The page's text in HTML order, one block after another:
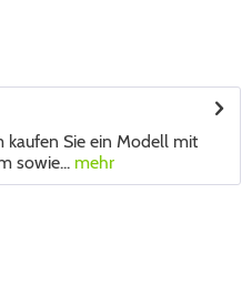
kaufen Sie ein Modell mit
sowie... mehr